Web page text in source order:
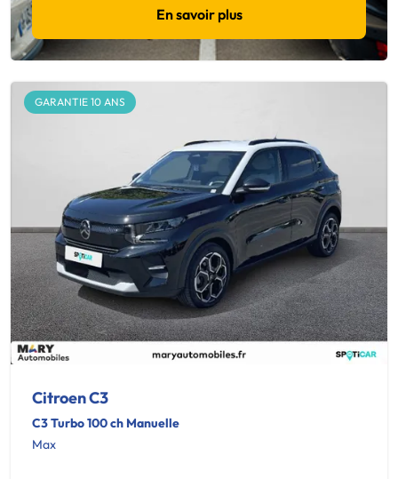
En savoir plus
GARANTIE 10 ANS
Citroen C3
C3 Turbo 100 ch Manuelle
Max